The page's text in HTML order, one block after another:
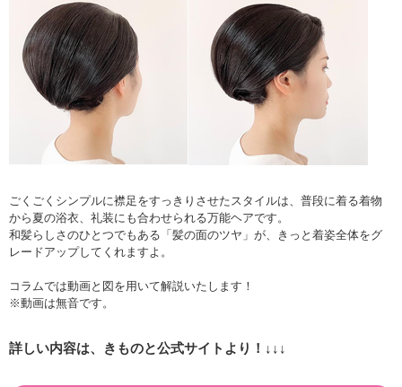
ごくごくシンプルに襟足をすっきりさせたスタイルは、普段に着る着物
から夏の浴衣、礼装にも合わせられる万能ヘアです。
和髪らしさのひとつでもある「髪の面のツヤ」が、きっと着姿全体をグ
レードアップしてくれますよ。
コラムでは動画と図を用いて解説いたします！
※動画は無音です。
詳しい内容は、きものと公式サイトより！↓↓↓